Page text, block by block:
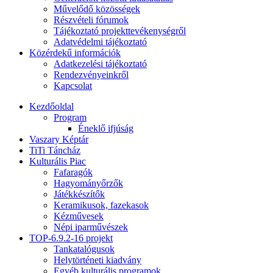
Művelődő közösségek
Részvételi fórumok
Tájékoztató projekttevékenységről
Adatvédelmi tájékoztató
Közérdekű információk
Adatkezelési tájékoztató
Rendezvényeinkről
Kapcsolat
Kezdőoldal
Program
Éneklő ifjúság
Vaszary Képtár
TiTi Táncház
Kulturális Piac
Fafaragók
Hagyományőrzők
Játékkészítők
Keramikusok, fazekasok
Kézművesek
Népi iparművészek
TOP-6.9.2-16 projekt
Tankatalógusok
Helytörténeti kiadvány
Egyéb kulturális programok